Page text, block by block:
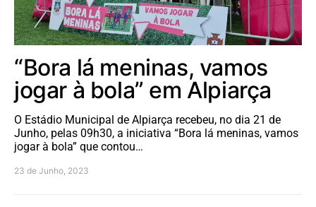
“Bora lá meninas, vamos
jogar à bola” em Alpiarça
O Estádio Municipal de Alpiarça recebeu, no dia 21 de
Junho, pelas 09h30, a iniciativa “Bora lá meninas, vamos
jogar à bola” que contou…
23 de Junho, 2023